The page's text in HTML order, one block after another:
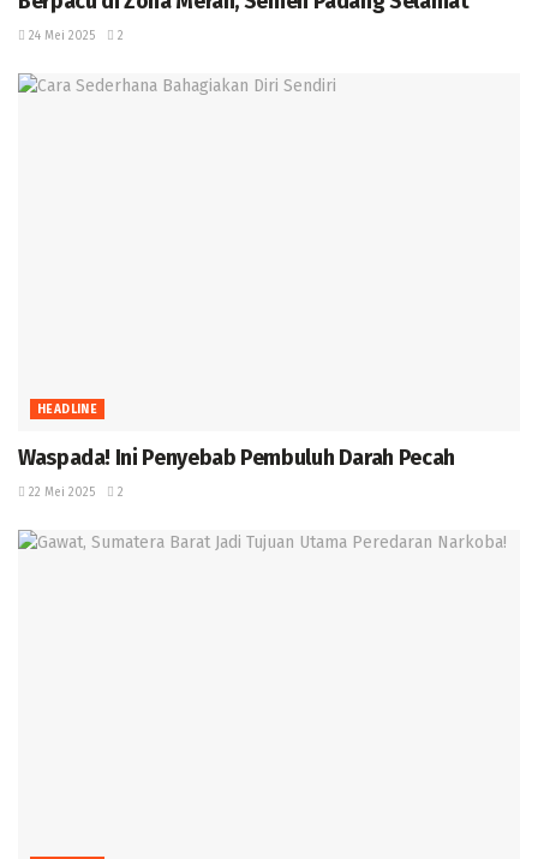
24 Mei 2025 2
HEADLINE
Waspada! Ini Penyebab Pembuluh Darah Pecah ‎
22 Mei 2025 2